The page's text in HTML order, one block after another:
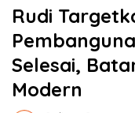
Rudi
Selesai,
Modern